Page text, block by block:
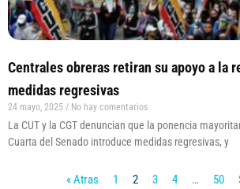
Centrales obreras retiran su apoyo a la
medidas regresivas
24 mayo, 2025 No hay comentarios
La CUT y la CGT denuncian que la ponencia
Cuarta del Senado introduce medidas regresivas, y
« Atras 1 2 3 4 … 50